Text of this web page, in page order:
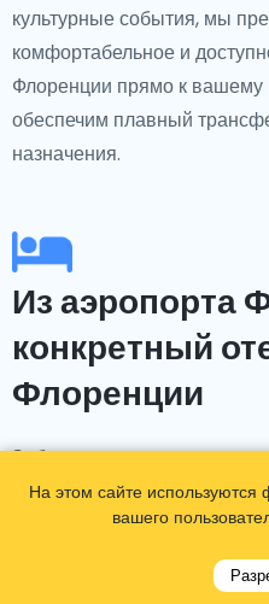
культурные события, мы
комфортабельное и
Флоренции прямо к вашему
обеспечим плавный
назначения.
Из аэропорта
конкретный
Флоренции
Забронировали отель
предлагаем такси из
города к популярным
Regis Florence, Hotel
Grand Hotel Minerva и
На этом сайте
вашего